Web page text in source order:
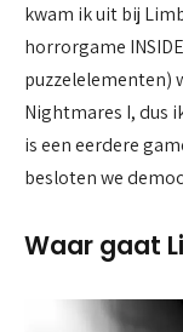
kwam ik uit bij
horrorgame
puzzelelementen)
Nightmares I, dus
is een eerdere
besloten we
Waar gaat